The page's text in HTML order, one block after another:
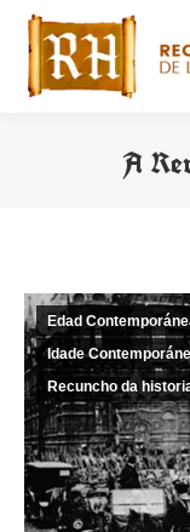
A
Edad
Idade
Recuncho da